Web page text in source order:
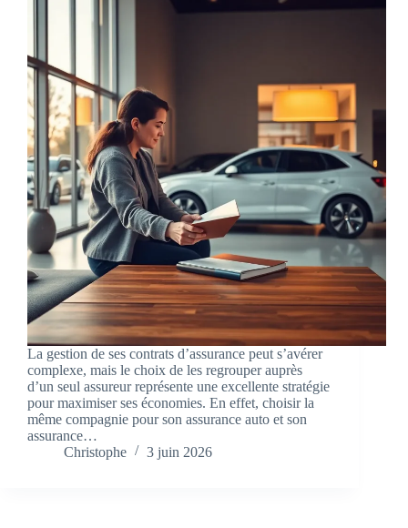
La gestion de ses contrats d’assurance peut s’avérer
complexe, mais le choix de les regrouper auprès
d’un seul assureur représente une excellente stratégie
pour maximiser ses économies. En effet, choisir la
même compagnie pour son assurance auto et son
assurance…
Christophe
3 juin 2026